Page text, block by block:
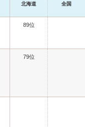
北海道 全国
89位
79位